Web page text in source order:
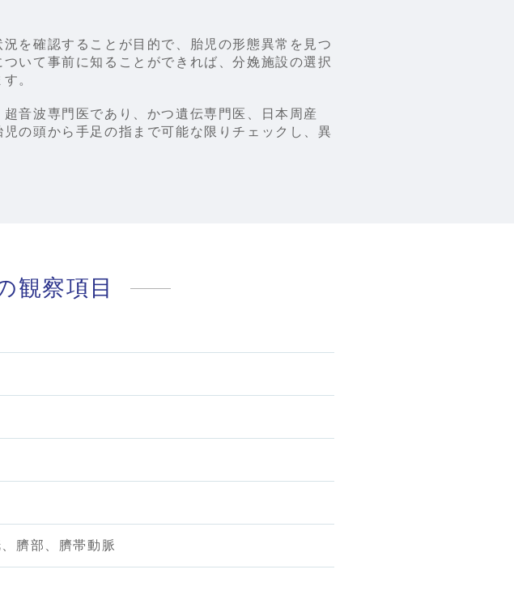
を確認することが目的で、胎児の形態異常を見つ
いて事前に知ることができれば、分娩施設の選択
。
音波専門医であり、かつ遺伝専門医、日本周産
の頭から手足の指まで可能な限りチェックし、異
観察項目
臍部、臍帯動脈